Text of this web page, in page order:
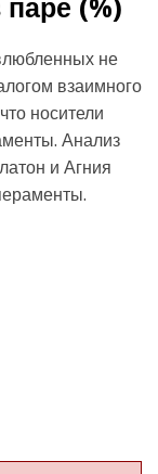
паре (%)
не
взаимного
носители
Анализ
и Агния